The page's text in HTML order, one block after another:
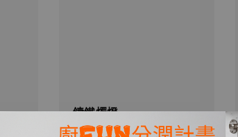
鑄鐵燭燈
Regular
NT$ 2,503